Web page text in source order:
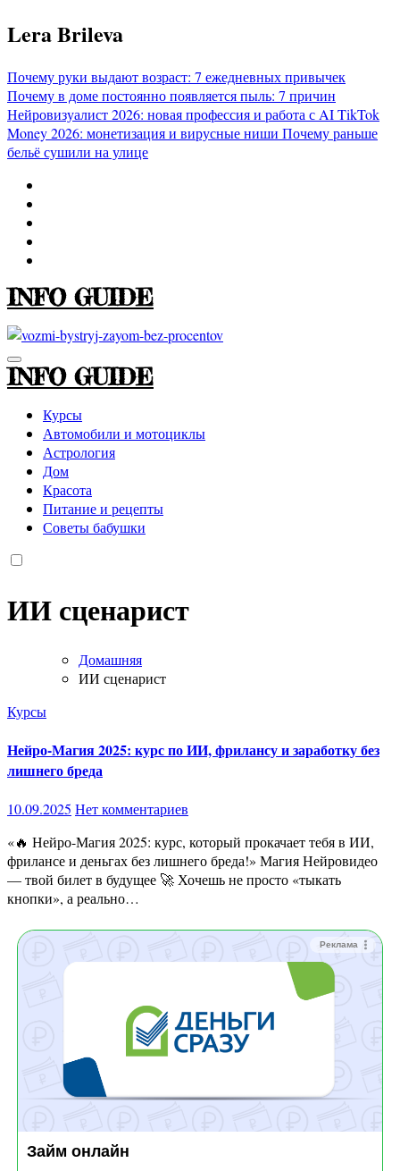
Перейти
к
Lera Brileva
Почему руки выдают возраст: 7 ежедневных привычек
Почему в доме постоянно появляется пыль: 7 причин
Нейровизуалист 2026: новая профессия и работа с AITikTok
Money 2026: монетизация и вирусные ниши Почему раньше
бельё сушили на улице
INFO GUIDE
INFO GUIDE
Курсы
Автомобили и мотоциклы
Астрология
Дом
Красота
Питание и рецепты
Советы бабушки
ИИ сценарист
Домашняя
ИИ сценарист
Курсы
Нейро-Магия 2025: курс по ИИ, фрилансу и заработку без
лишнего бреда
10.09.2025 Нет комментариев
«🔥 Нейро-Магия 2025: курс, который прокачает тебя в ИИ,
фрилансе и деньгах без лишнего бреда!» Магия Нейровидео
— твой билет в будущее 🚀 Хочешь не просто «тыкать
кнопки», а реально…
Реклама
Займ онлайн